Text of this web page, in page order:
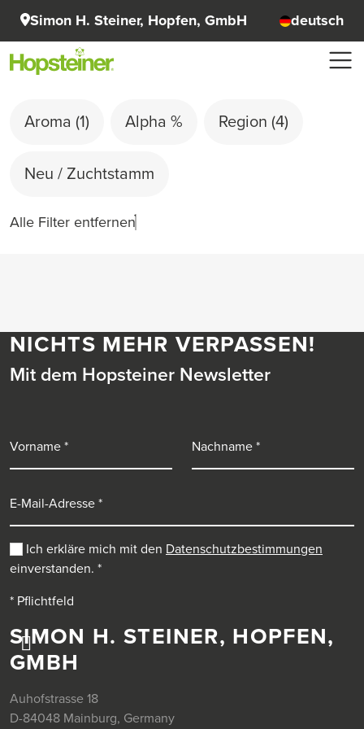
Simon H. Steiner, Hopfen, GmbH deutsch
Aroma (1) Alpha % Region (4)
Neu / Zuchtstamm
Alle Filter entfernen
SIMON H. STEINER, HOPFEN,
GMBH
Auhofstrasse 18
D-84048 Mainburg, Germany
NICHTS MEHR VERPASSEN!
Mit dem Hopsteiner Newsletter
Ich erkläre mich mit den Datenschutzbestimmungen
einverstanden. *
* Pflichtfeld